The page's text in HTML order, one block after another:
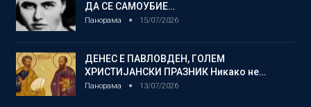
ДА СЕ САМОУБИЕ…
Панорама 15/07/2026
ДЕНЕС Е ПАВЛОВДЕН, ГОЛЕМ
ХРИСТИЈАНСКИ ПРАЗНИК Никако не…
Панорама 13/07/2026